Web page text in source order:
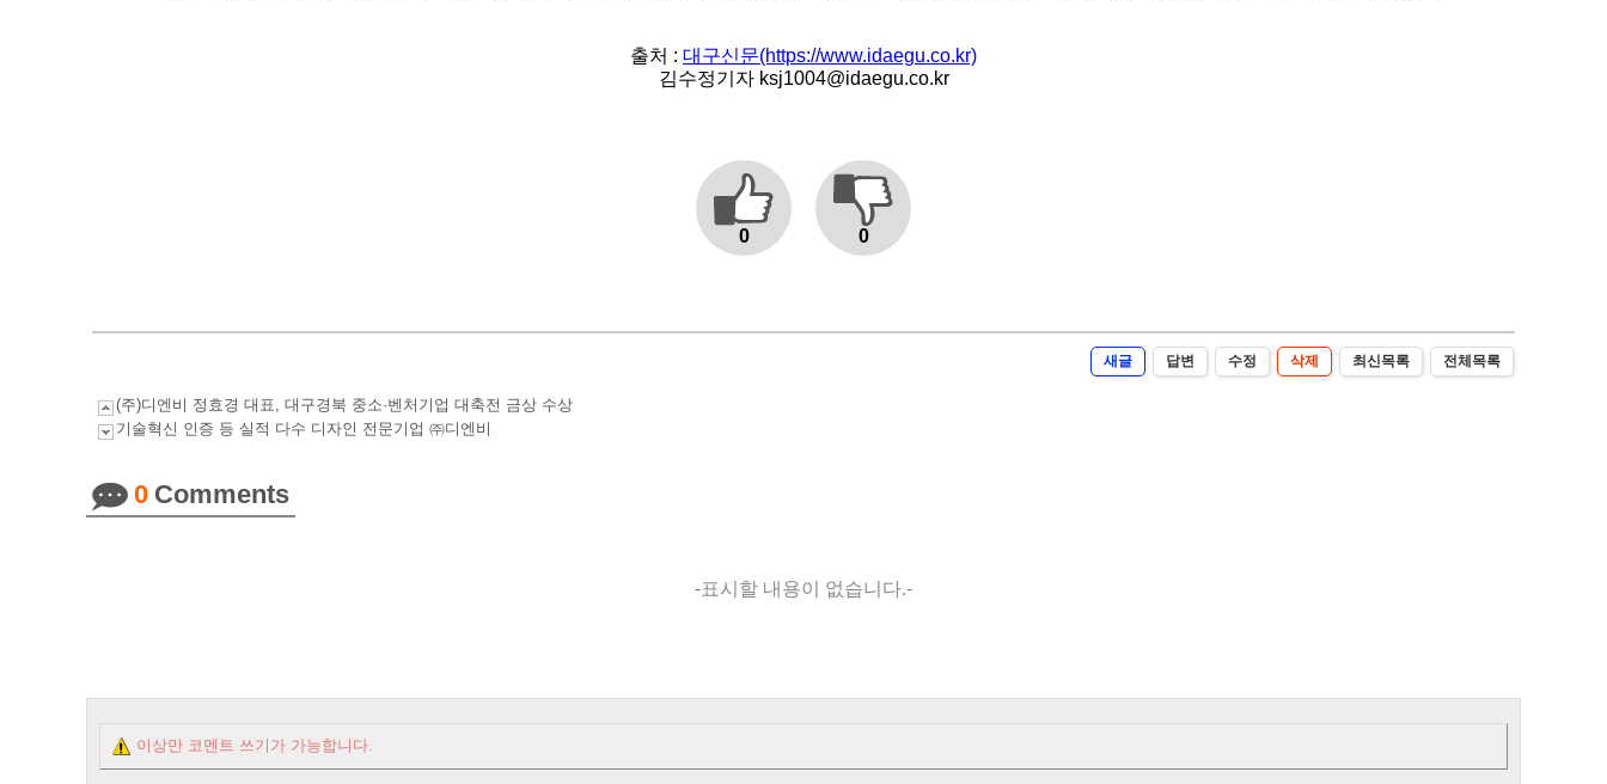
출처 : 대구신문(https://www.idaegu.co.kr)
김수정기자 ksj1004@idaegu.co.kr
0 0
새글 답변 수정 삭제 최신목록 전체목록
(주)디엔비 정효경 대표, 대구경북 중소·벤처기업 대축전 금상 수상
기술혁신 인증 등 실적 다수 디자인 전문기업 ㈜디엔비
0 Comments
-표시할 내용이 없습니다.-
이상만 코멘트 쓰기가 가능합니다.